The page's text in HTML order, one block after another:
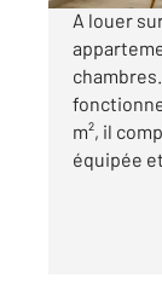
A louer
m², il
équipée